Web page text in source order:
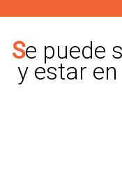
Se puede ser monotributista
y estar